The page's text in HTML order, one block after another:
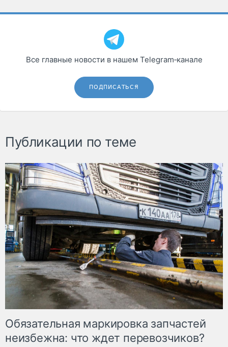
Все главные новости в нашем Telegram‑канале
ПОДПИСАТЬСЯ
Публикации по теме
Обязательная маркировка запчастей
неизбежна: что ждет перевозчиков?